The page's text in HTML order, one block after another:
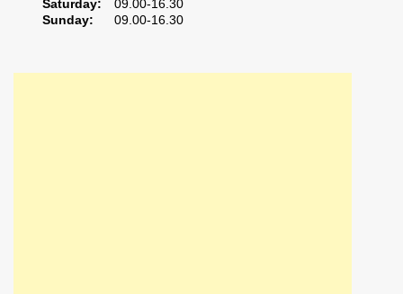
Saturday:
09.00-16.30
Sunday:
09.00-16.30